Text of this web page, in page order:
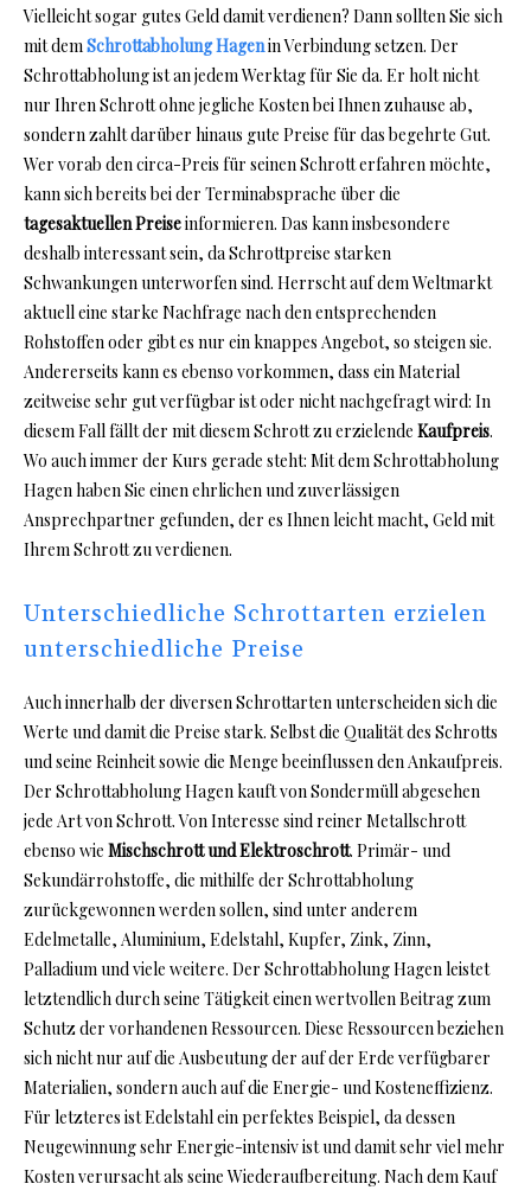
Vielleicht sogar gutes Geld damit verdienen? Dann sollten Sie sich
mit demSchrottabholung Hagenin Verbindung setzen. Der
Schrottabholung ist an jedem Werktag für Sie da. Er holt nicht
nur Ihren Schrott ohne jegliche Kosten bei Ihnen zuhause ab,
sondern zahlt darüber hinaus gute Preise für das begehrte Gut.
Wer vorab den circa-Preis für seinen Schrott erfahren möchte,
kann sich bereits bei der Terminabsprache über die
tagesaktuellen Preiseinformieren. Das kann insbesondere
deshalb interessant sein, da Schrottpreise starken
Schwankungen unterworfen sind. Herrscht auf dem Weltmarkt
aktuell eine starke Nachfrage nach den entsprechenden
Rohstoffen oder gibt es nur ein knappes Angebot, so steigen sie.
Andererseits kann es ebenso vorkommen, dass ein Material
zeitweise sehr gut verfügbar ist oder nicht nachgefragt wird: In
diesem Fall fällt der mit diesem Schrott zu erzielende Kaufpreis.
Wo auch immer der Kurs gerade steht: Mit dem Schrottabholung
Hagen haben Sie einen ehrlichen und zuverlässigen
Ansprechpartner gefunden, der es Ihnen leicht macht, Geld mit
Ihrem Schrott zu verdienen.
Unterschiedliche Schrottarten erzielen
unterschiedliche Preise
Auch innerhalb der diversen Schrottarten unterscheiden sich die
Werte und damit die Preise stark. Selbst die Qualität des Schrotts
und seine Reinheit sowie die Menge beeinflussen den Ankaufpreis.
Der Schrottabholung Hagen kauft von Sondermüll abgesehen
jede Art von Schrott. Von Interesse sind reiner Metallschrott
ebenso wie Mischschrott und Elektroschrott. Primär- und
Sekundärrohstoffe, die mithilfe der Schrottabholung
zurückgewonnen werden sollen, sind unter anderem
Edelmetalle, Aluminium, Edelstahl, Kupfer, Zink, Zinn,
Palladium und viele weitere. Der Schrottabholung Hagen leistet
letztendlich durch seine Tätigkeit einen wertvollen Beitrag zum
Schutz der vorhandenen Ressourcen. Diese Ressourcen beziehen
sich nicht nur auf die Ausbeutung der auf der Erde verfügbarer
Materialien, sondern auch auf die Energie- und Kosteneffizienz.
Für letzteres ist Edelstahl ein perfektes Beispiel, da dessen
Neugewinnung sehr Energie-intensiv ist und damit sehr viel mehr
Kosten verursacht als seine Wiederaufbereitung. Nach dem Kauf